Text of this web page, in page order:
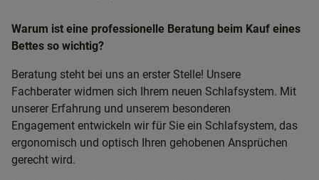
Warum ist eine professionelle Beratung beim Kauf eines
Bettes so wichtig?
Beratung steht bei uns an erster Stelle! Unsere
Fachberater widmen sich Ihrem neuen Schlafsystem. Mit
unserer Erfahrung und unserem besonderen
Engagement entwickeln wir für Sie ein Schlafsystem, das
ergonomisch und optisch Ihren gehobenen Ansprüchen
gerecht wird.